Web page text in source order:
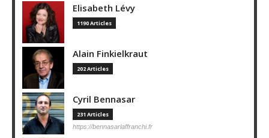
Elisabeth Lévy
1190 Articles
Alain Finkielkraut
202 Articles
Cyril Bennasar
231 Articles
https://bennasarlaffranchi.fr